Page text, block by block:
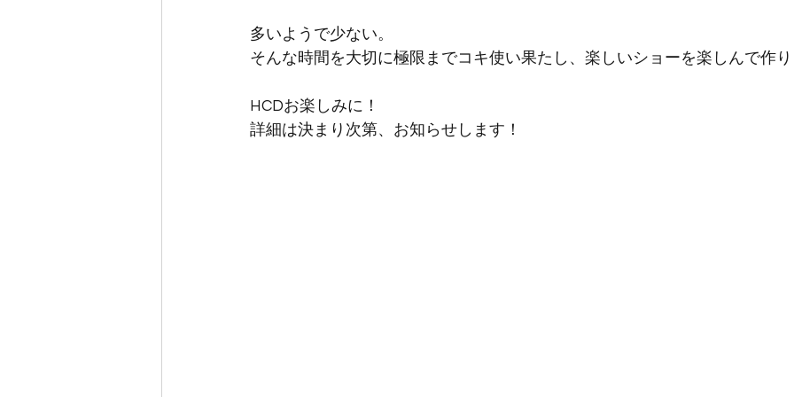
多いようで少ない。
そんな時間を大切に極限までコキ使い果たし、楽しいショーを楽しんで作
HCDお楽しみに！
詳細は決まり次第、お知らせします！